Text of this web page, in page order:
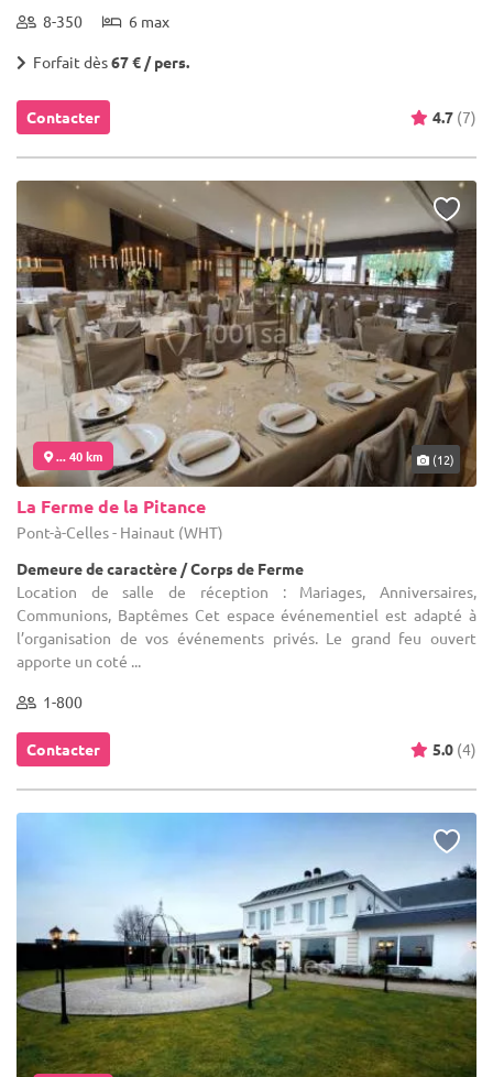
8-350 6 max
Forfait dès67 € / pers.
Contacter 4.7 (7)
... 40 km (12)
La Ferme de la Pitance
Pont-à-Celles - Hainaut (WHT)
Demeure de caractère / Corps de Ferme
Location de salle de réception : Mariages, Anniversaires,
Communions, Baptêmes Cet espace événementiel est adapté à
l’organisation de vos événements privés. Le grand feu ouvert
apporte un coté ...
1-800
Contacter 5.0 (4)